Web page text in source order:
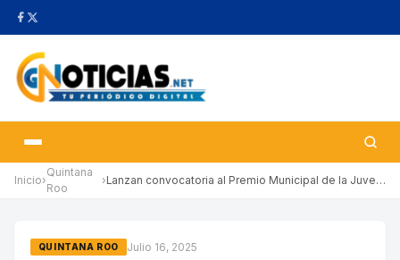
Inicio›
Quintana
Roo
› Lanzan convocatoria al Premio Municipal de la Juventud 2025 en P…
QUINTANA ROO Julio 16, 2025